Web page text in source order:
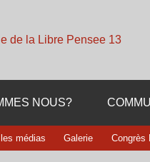
NOUS?
médias Galerie Congrès